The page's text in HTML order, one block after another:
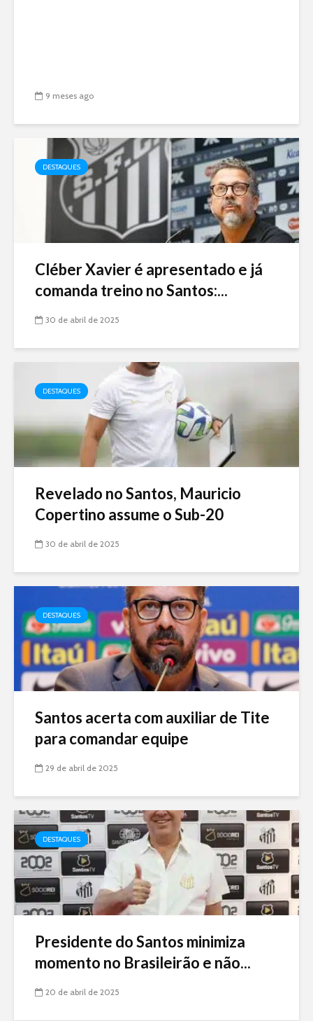
9 meses ago
DESTAQUES
Cléber Xavier é apresentado e já
comanda treino no Santos:...
30 de abril de 2025
DESTAQUES
Revelado no Santos, Mauricio
Copertino assume o Sub-20
30 de abril de 2025
DESTAQUES
Santos acerta com auxiliar de Tite
para comandar equipe
29 de abril de 2025
DESTAQUES
Presidente do Santos minimiza
momento no Brasileirão e não...
20 de abril de 2025